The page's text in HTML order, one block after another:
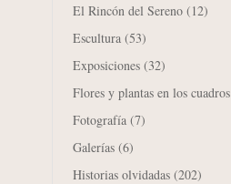
El Rincón del Sereno (12)
Escultura (53)
Exposiciones (32)
Flores y plantas en los cuadros
Fotografía (7)
Galerías (6)
Historias olvidadas (202)